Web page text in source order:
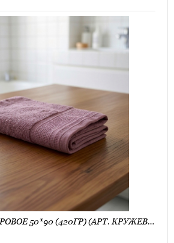
ПОЛОТЕНЦЕ МАХРОВОЕ 50*90 (420ГР) (АРТ. КРУЖЕВО 50*90)